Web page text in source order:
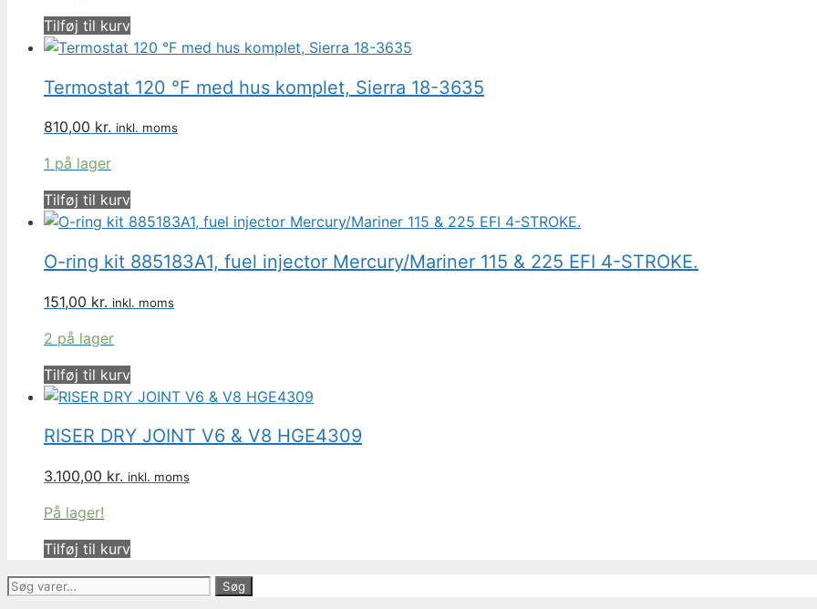
Tilføj til kurv
Termostat 120 °F med hus komplet, Sierra 18-3635
810,00 kr. inkl. moms
1 på lager
Tilføj til kurv
O-ring kit 885183A1, fuel injector Mercury/Mariner 115 & 225 EFI 4-STROKE.
151,00 kr. inkl. moms
2 på lager
Tilføj til kurv
RISER DRY JOINT V6 & V8 HGE4309
3.100,00 kr. inkl. moms
På lager!
Tilføj til kurv
Søg
Søg